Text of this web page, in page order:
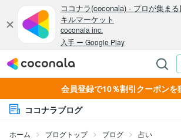
会員登録で10％割引クーポンを
ココナラブログ
ホーム ブログトップ ブログ 占い